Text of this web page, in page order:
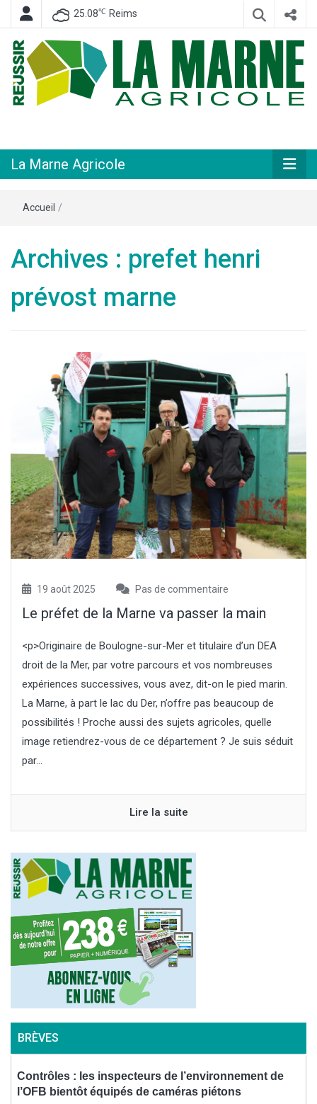
25.08℃ Reims
Agricole
La Marne Agricole
Accueil /
Archives : prefet henri
prévost marne
19 août 2025 Pas de commentaire
Le préfet de la Marne va passer la main
<p>Originaire de Boulogne-sur-Mer et titulaire d’un DEA
droit de la Mer, par votre parcours et vos nombreuses
expériences successives, vous avez, dit-on le pied marin.
La Marne, à part le lac du Der, n’offre pas beaucoup de
possibilités ! Proche aussi des sujets agricoles, quelle
image retiendrez-vous de ce département ? Je suis séduit
par...
Lire la suite
BRÈVES
Contrôles : les inspecteurs de l’environnement de
l’OFB bientôt équipés de caméras piétons